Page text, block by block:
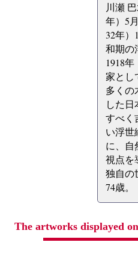
川瀬
年）5
32年）
和期の
1918
家とし
多くの
した
すべく
い浮世
に、自
視点を
独自の
74歳。
The artworks displayed